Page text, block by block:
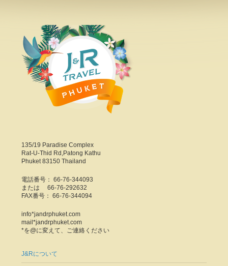
135/19 Paradise Complex
Rat-U-Thid Rd,Patong Kathu
Phuket 83150 Thailand
電話番号： 66-76-344093
または 66-76-292632
FAX番号： 66-76-344094
info*jandrphuket.com
mail*jandrphuket.com
*を@に変えて、ご連絡ください
J&Rについて